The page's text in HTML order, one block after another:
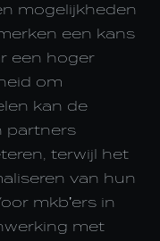
mogelijkheden
een kans
een hoger
om
kan de
partners
terwijl het
van hun
mkb’ers in
met